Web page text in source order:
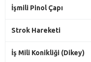
İşmili Pinol Çapı
Strok Hareketi
İş Mili Konikliği (Dikey)